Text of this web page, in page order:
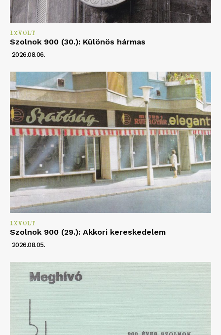
1XVOLT
Szolnok 900 (30.): Különös hármas
2026.08.06.
1XVOLT
Szolnok 900 (29.): Akkori kereskedelem
2026.08.05.